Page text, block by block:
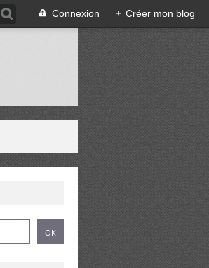
Connexion + Créer mon blog